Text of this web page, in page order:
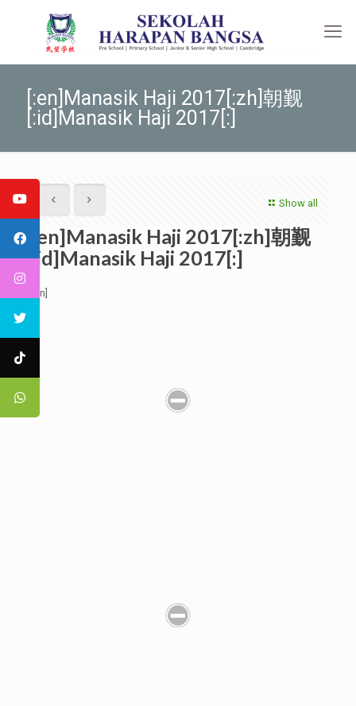
[:en]Manasik Haji 2017[:zh]朝觐
[:id]Manasik Haji 2017[:]
Show all
[:en]Manasik Haji 2017[:zh]朝觐
[:id]Manasik Haji 2017[:]
[:en]